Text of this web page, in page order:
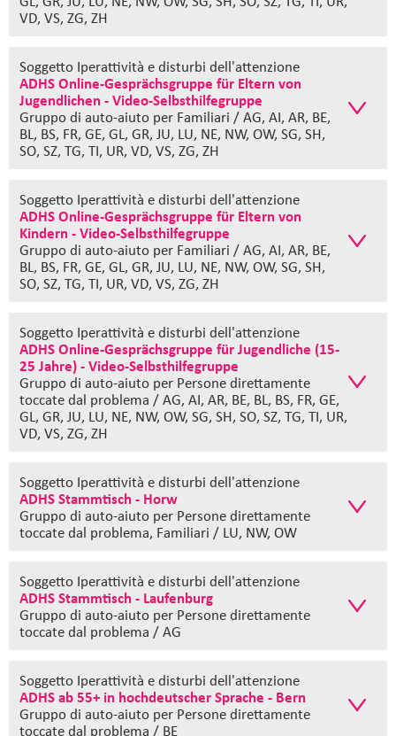
VD, VS, ZG, ZH
Soggetto Iperattività e disturbi dell'attenzione
ADHS Online-Gesprächsgruppe für Eltern von
Jugendlichen - Video-Selbsthilfegruppe
Gruppo di auto-aiuto per Familiari / AG, AI, AR, BE,
BL, BS, FR, GE, GL, GR, JU, LU, NE, NW, OW, SG, SH,
SO, SZ, TG, TI, UR, VD, VS, ZG, ZH
Soggetto Iperattività e disturbi dell'attenzione
ADHS Online-Gesprächsgruppe für Eltern von
Kindern - Video-Selbsthilfegruppe
Gruppo di auto-aiuto per Familiari / AG, AI, AR, BE,
BL, BS, FR, GE, GL, GR, JU, LU, NE, NW, OW, SG, SH,
SO, SZ, TG, TI, UR, VD, VS, ZG, ZH
Soggetto Iperattività e disturbi dell'attenzione
ADHS Online-Gesprächsgruppe für Jugendliche (15-
25 Jahre) - Video-Selbsthilfegruppe
Gruppo di auto-aiuto per Persone direttamente
toccate dal problema / AG, AI, AR, BE, BL, BS, FR, GE,
GL, GR, JU, LU, NE, NW, OW, SG, SH, SO, SZ, TG, TI, UR,
VD, VS, ZG, ZH
Soggetto Iperattività e disturbi dell'attenzione
ADHS Stammtisch - Horw
Gruppo di auto-aiuto per Persone direttamente
toccate dal problema, Familiari / LU, NW, OW
Soggetto Iperattività e disturbi dell'attenzione
ADHS Stammtisch - Laufenburg
Gruppo di auto-aiuto per Persone direttamente
toccate dal problema / AG
Soggetto Iperattività e disturbi dell'attenzione
ADHS ab 55+ in hochdeutscher Sprache - Bern
Gruppo di auto-aiuto per Persone direttamente
toccate dal problema / BE